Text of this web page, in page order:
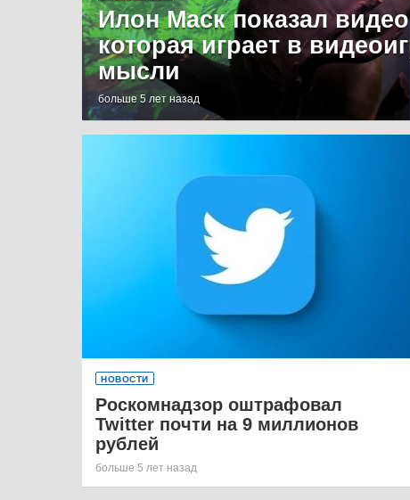
Илон Маск показал
которая играет в
мысли
больше 5 лет назад
НОВОСТИ
Роскомнадзор оштрафовал
Twitter почти на 9 миллионов
рублей
больше 5 лет назад